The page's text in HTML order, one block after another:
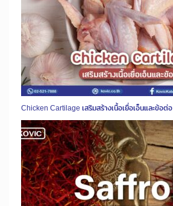
Chicken Cartilage เสริมสร้างเนื้อเยื่อเอ็นและข้อต่อ